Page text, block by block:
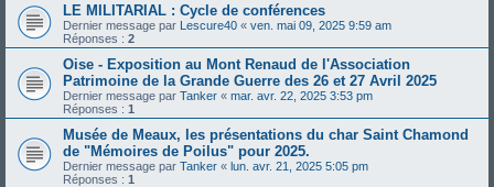
LE MILITARIAL : Cycle de conférences
Dernier message par Lescure40 « ven. mai 09, 2025 9:59 am
Réponses : 2
Oise - Exposition au Mont Renaud de l'Association
Patrimoine de la Grande Guerre des 26 et 27 Avril 2025
Dernier message par Tanker « mar. avr. 22, 2025 3:53 pm
Réponses : 1
Musée de Meaux, les présentations du char Saint Chamond
de "Mémoires de Poilus" pour 2025.
Dernier message par Tanker « lun. avr. 21, 2025 5:05 pm
Réponses : 1